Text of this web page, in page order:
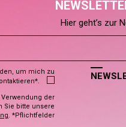
Hier geht’s zur
um mich zu
der
Sie bitte unsere
. *Pflichtfelder